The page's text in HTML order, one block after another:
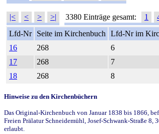
|< < > >| 3380 Einträge gesamt: 1
Lfd-Nr
Seite im Kirchenbuch Lfd-Nr im
16
268 6
17
268 7
18
268 8
Hinweise zu den Kirchenbüchern
Das Original-Kirchenbuch von Januar 1838 bis 1866,
Freien Prälatur Schneidemühl, Josef-Schwank-Straße
erlaubt.